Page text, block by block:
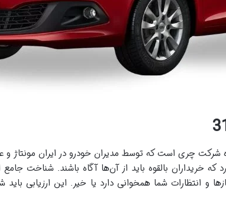
شرکت چری است که توسط مدیران خودرو در ایران
خریداران بالقوه باید از آن‌ها آگاه باشند. شناخت
و انتظارات شما همخوانی دارد یا خیر. این ارزیابی